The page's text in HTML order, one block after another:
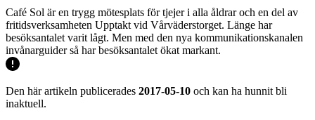
Café Sol är en trygg mötesplats för tjejer i alla åldrar och en del av
fritidsverksamheten Upptakt vid Vårväderstorget. Länge har
besöksantalet varit lågt. Men med den nya kommunikationskanalen
invånarguider så har besöksantalet ökat markant.
Den här artikeln publicerades 2017-05-10 och kan ha hunnit bli
inaktuell.